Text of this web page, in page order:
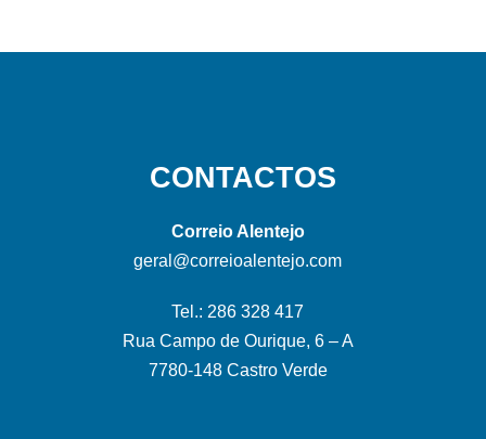
CONTACTOS
Correio Alentejo
geral@correioalentejo.com
Tel.: 286 328 417
Rua Campo de Ourique, 6 – A
7780-148 Castro Verde